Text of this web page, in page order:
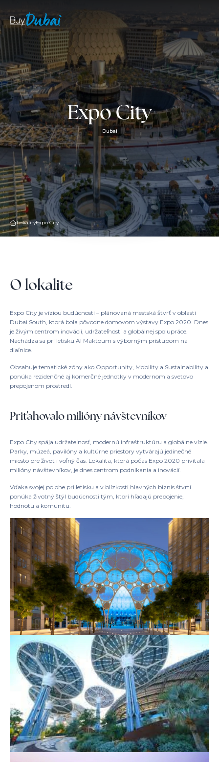
Expo City
Dubai
LokalityExpo City
O lokalite
Expo City je víziou budúcnosti – plánovaná mestská štvrť v oblasti
Dubai South, ktorá bola pôvodne domovom výstavy Expo 2020. Dnes
je živým centrom inovácií, udržateľnosti a globálnej spolupráce.
Nachádza sa pri letisku Al Maktoum s výborným prístupom na
diaľnice.
Obsahuje tematické zóny ako Opportunity, Mobility a Sustainability a
ponúka rezidenčné aj komerčné jednotky v modernom a svetovo
prepojenom prostredí.
Priťahovalo milióny návštevníkov
Expo City spája udržateľnosť, modernú infraštruktúru a globálne vízie.
Parky, múzeá, pavilóny a kultúrne priestory vytvárajú jedinečné
miesto pre život i voľný čas. Lokalita, ktorá počas Expo 2020 privítala
milióny návštevníkov, je dnes centrom podnikania a inovácií.
Vďaka svojej polohe pri letisku a v blízkosti hlavných biznis štvrtí
ponúka životný štýl budúcnosti tým, ktorí hľadajú prepojenie,
hodnotu a komunitu.